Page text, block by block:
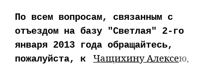
По всем вопросам, связанным с
отъездом на базу "Светлая" 2-го
января 2013 года обращайтесь,
пожалуйста, к
Чащихину Алексею,